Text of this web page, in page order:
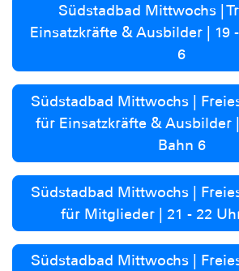
Südstadbad Mittwochs |
Einsatzkräfte & Ausbilder | 19
6
Südstadbad Mittwochs |
für Einsatzkräfte & Ausbilder |
Bahn 6
Südstadbad Mittwochs |
für Mitglieder | 21 - 22
Südstadbad Mittwochs |